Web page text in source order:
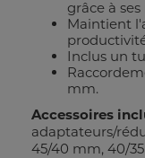
grâce à ses
Maintient
Inclus un
mm.
Accessoires
adaptateurs/
45/40 mm, 40/